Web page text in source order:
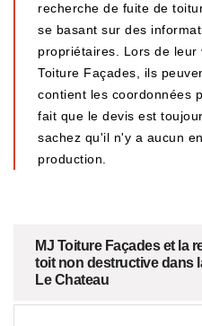
recherche de fuite de
se basant sur des
propriétaires. Lors de leur
Toiture Façades, ils
contient les coordonnées
fait que le devis est
sachez qu'il n'y a aucun
production.
MJ Toiture Façades et la
toit non destructive dans
Le Chateau